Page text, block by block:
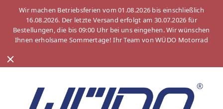
Wir machen Betriebsferien vom 01.08.2026 bis einschließlich
16.08.2026. Der letzte Versand erfolgt am 30.07.2026 für
Bestellungen, die bis 09:00 Uhr bei uns eingehen. Wir wünschen
Ihnen erholsame Sommertage! Ihr Team von WÜDO Motorrad